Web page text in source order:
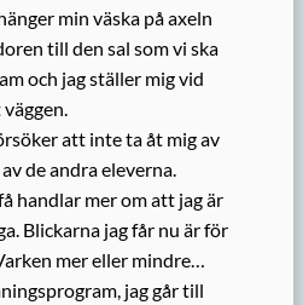
min väska på axeln
till den sal som vi ska
och jag ställer mig vid
att inte ta åt mig av
de andra eleverna.
handlar mer om att jag är
Blickarna jag får nu är för
mer eller mindre…
jag går till